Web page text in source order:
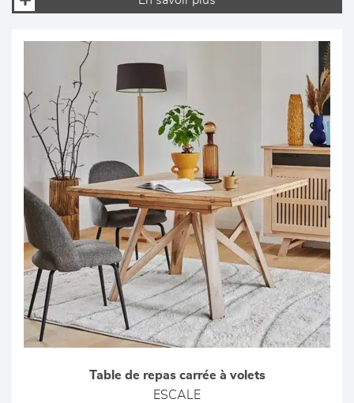
Table de repas carrée à volets
ESCALE